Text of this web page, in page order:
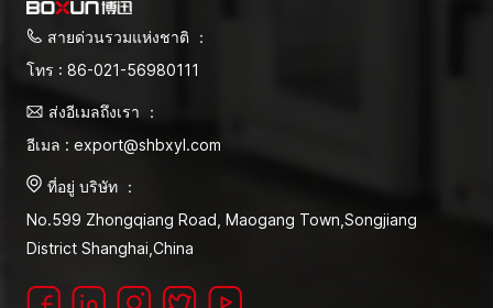
สายด่วนรวมแห่งชาติ ：
โทร : 86-021-56980111
ส่งอีเมลถึงเรา ：
อีเมล : export@shbxyl.com
ที่อยู่ บริษัท ：
No.599 Zhongqiang Road, Maogang Town,Songjiang
District Shanghai,China